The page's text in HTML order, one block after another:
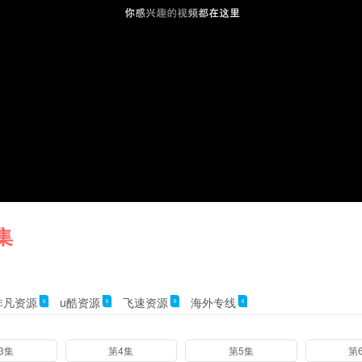
凡资源 6 u酷资源 6 飞速资源 6 海外专线 6
集 第4集 第5集 第